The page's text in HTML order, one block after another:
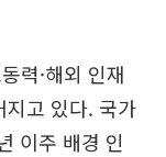
력·해외 인재
지고 있다. 국가
이주 배경 인